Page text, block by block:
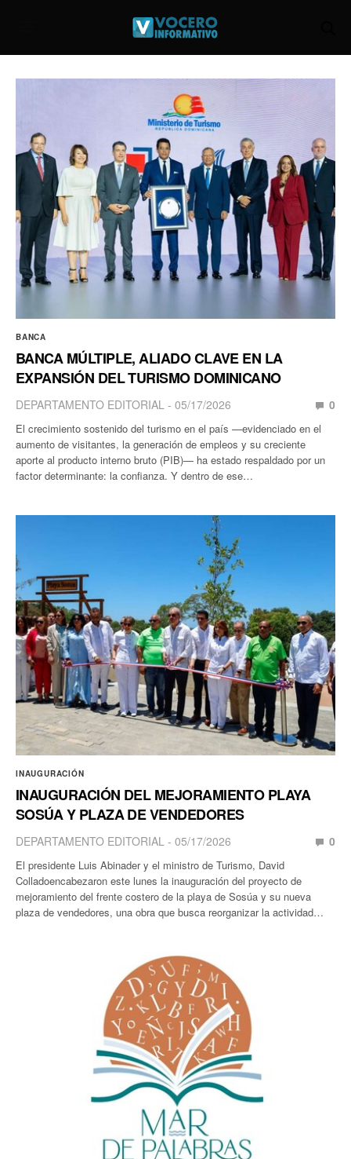
BANCA
BANCA MÚLTIPLE, ALIADO CLAVE EN LA
EXPANSIÓN DEL TURISMO DOMINICANO
DEPARTAMENTO EDITORIAL 05/17/2026 0
El crecimiento sostenido del turismo en el país —evidenciado en el
aumento de visitantes, la generación de empleos y su creciente
aporte al producto interno bruto (PIB)— ha estado respaldado por un
factor determinante: la confianza. Y dentro de ese…
INAUGURACIÓN
INAUGURACIÓN DEL MEJORAMIENTO PLAYA
SOSÚA Y PLAZA DE VENDEDORES
DEPARTAMENTO EDITORIAL 05/17/2026 0
El presidente Luis Abinader y el ministro de Turismo, David
Colladoencabezaron este lunes la inauguración del proyecto de
mejoramiento del frente costero de la playa de Sosúa y su nueva
plaza de vendedores, una obra que busca reorganizar la actividad…